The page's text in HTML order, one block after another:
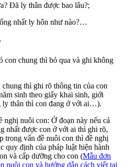
Đã ly thân được bao lâu?;
nhất ly hôn như nào?…
con chung thì bỏ qua và ghi không
thì ghi rõ thông tin của con
sinh theo giấy khai sinh, giới
ly thân thì con đang ở với ai…).
nghị nuôi con: Ở đoạn này nếu cả
nhất được con ở với ai thì ghi rõ,
trong vấn đề nuôi con thì đề nghị
quy định của pháp luật hiện hành
và cấp dưỡng cho con (Mẫu đơn
nuôi con và hướng dẫn cách viết tại